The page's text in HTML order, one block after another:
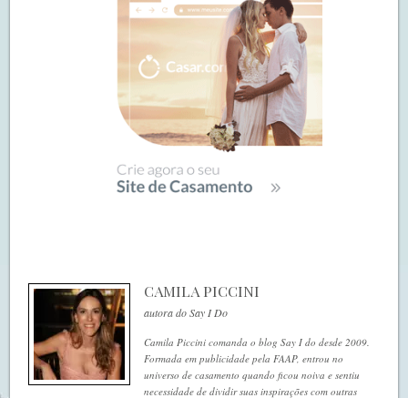
CAMILA PICCINI
autora do Say I Do
Camila Piccini comanda o blog Say I do desde 2009.
Formada em publicidade pela FAAP, entrou no
universo de casamento quando ficou noiva e sentiu
necessidade de dividir suas inspirações com outras